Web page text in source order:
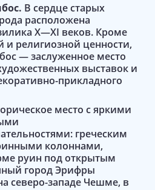
В сердце старых
расположена
X—XI веков. Кроме
и религиозной ценности,
— заслуженное место
выставок и
прикладного
место с яркими
греческим
колоннами,
руин под открытым
город Эрифры
северо-западе Чешме, в